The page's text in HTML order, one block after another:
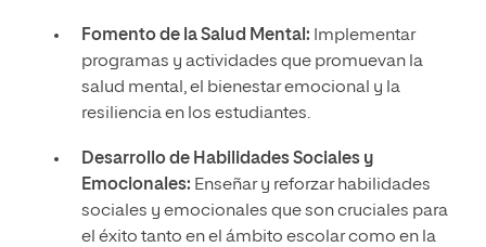
Fomento de la Salud Mental: Implementar
programas y actividades que promuevan la
salud mental, el bienestar emocional y la
resiliencia en los estudiantes.
Desarrollo de Habilidades Sociales y
Emocionales: Enseñar y reforzar habilidades
sociales y emocionales que son cruciales para
el éxito tanto en el ámbito escolar como en la